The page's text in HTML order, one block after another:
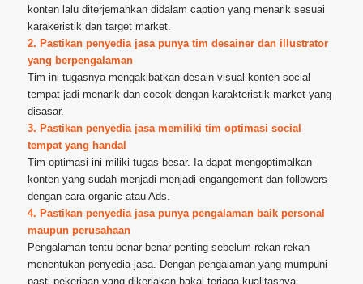
konten lalu diterjemahkan didalam caption yang menarik sesuai
karakeristik dan target market.
2. Pastikan penyedia jasa punya tim desainer dan illustrator
yang berpengalaman
Tim ini tugasnya mengakibatkan desain visual konten social
tempat jadi menarik dan cocok dengan karakteristik market yang
disasar.
3. Pastikan penyedia jasa memiliki tim optimasi social
tempat yang handal
Tim optimasi ini miliki tugas besar. Ia dapat mengoptimalkan
konten yang sudah menjadi menjadi engangement dan followers
dengan cara organic atau Ads.
4. Pastikan penyedia jasa punya pengalaman baik personal
maupun perusahaan
Pengalaman tentu benar-benar penting sebelum rekan-rekan
menentukan penyedia jasa. Dengan pengalaman yang mumpuni
pasti pekerjaan yang dikerjakan bakal terjaga kualitasnya.